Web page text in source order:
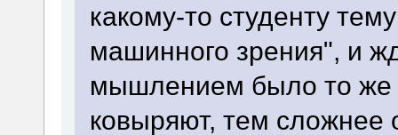
какому-то студенту
машинного зрения", и
мышлением было то же
ковыряют, тем